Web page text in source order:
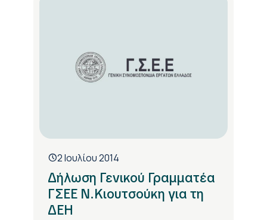
2 Ιουλίου 2014
Δήλωση Γενικού Γραμματέα
ΓΣΕΕ Ν.Κιουτσούκη για τη
ΔΕΗ